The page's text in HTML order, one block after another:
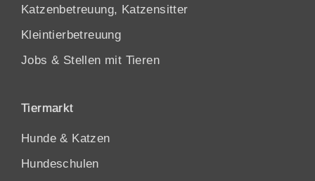
Katzenbetreuung, Katzensitter
Kleintierbetreuung
Jobs & Stellen mit Tieren
Tiermarkt
Hunde & Katzen
Hundeschulen